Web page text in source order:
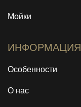
Мойки
ИНФОРМАЦИЯ
Особенности
О нас